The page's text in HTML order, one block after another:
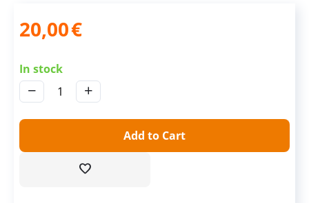
20,00€
In stock
+
−
Add to Cart